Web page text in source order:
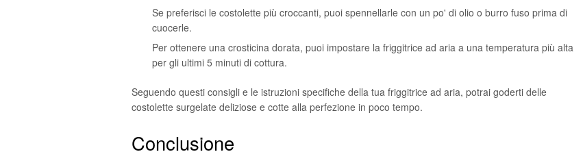
Se preferisci le costolette più croccanti, puoi spennellarle con un po' di olio o burro fuso prima di
cuocerle.
Per ottenere una crosticina dorata, puoi impostare la friggitrice ad aria a una temperatura più alta
per gli ultimi 5 minuti di cottura.
Seguendo questi consigli e le istruzioni specifiche della tua friggitrice ad aria, potrai goderti delle
costolette surgelate deliziose e cotte alla perfezione in poco tempo.
Conclusione